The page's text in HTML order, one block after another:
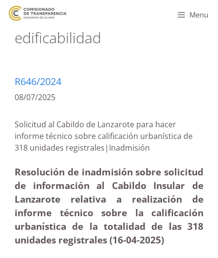
Menu
edificabilidad
R646/2024
08/07/2025
Solicitud al Cabildo de Lanzarote para hacer
informe técnico sobre calificación urbanística de
318 unidades registrales|Inadmisión
Resolución de inadmisión sobre solicitud
de información al Cabildo Insular de
Lanzarote relativa a realización de
informe técnico sobre la calificación
urbanística de la totalidad de las 318
unidades registrales (16-04-2025)